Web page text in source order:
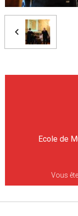
Ecole de
Vous